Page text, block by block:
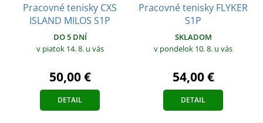
Pracovné tenisky CXS
ISLAND MILOS S1P
DO 5 DNÍ
v piatok 14. 8. u vás
50,00 €
DETAIL
Pracovné tenisky FLYKER
S1P
SKLADOM
v pondelok 10. 8. u vás
54,00 €
DETAIL